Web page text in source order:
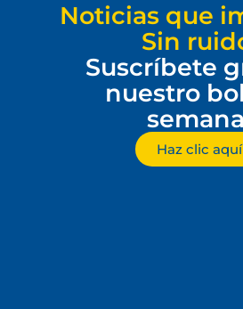
Noticias que
Sin
Suscríbete
nuestro
Haz clic aquí